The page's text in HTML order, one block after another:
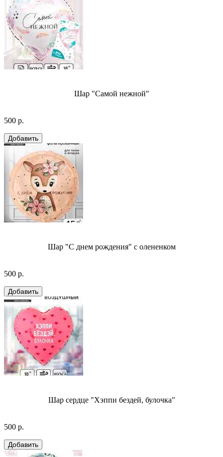
Шар "Самой нежной"
500 р.
Шар "С днем рождения" с олененком
500 р.
Шар сердце "Хэппи бездей, булочка"
500 р.